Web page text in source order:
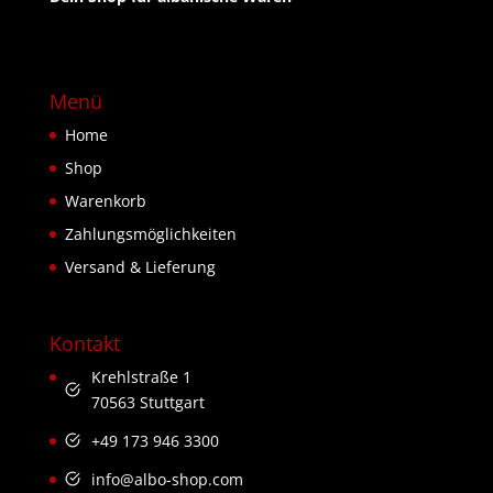
Menü
Home
Shop
Warenkorb
Zahlungsmöglichkeiten
Versand & Lieferung
Kontakt
Krehlstraße 1
70563 Stuttgart
+49 173 946 3300
info@albo-shop.com